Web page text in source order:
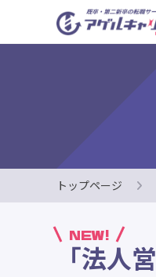
トップページ
NEW!
「法人